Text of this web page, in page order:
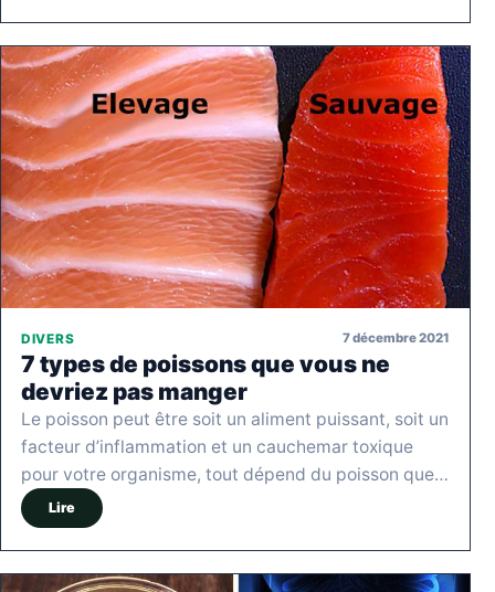
DIVERS 7 décembre 2021
7 types de poissons que vous ne
devriez pas manger
Le poisson peut être soit un aliment puissant, soit un
facteur d’inflammation et un cauchemar toxique
pour votre organisme, tout dépend du poisson que…
Lire